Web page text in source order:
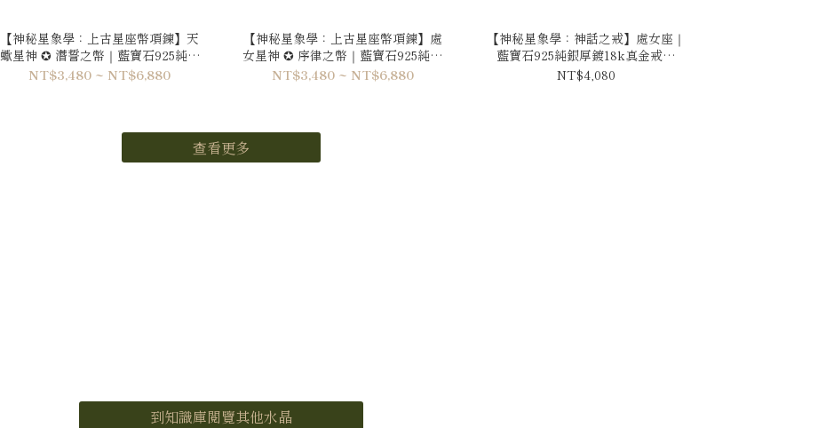
【神秘星象學：上古星座幣項鍊】天
蠍星神 ✪ 潛誓之幣｜藍寶石925純銀
厚鍍18k真金項鍊 PRE008
NT$3,480 ~ NT$6,880
【神秘星象學：上古星座幣項鍊】處
女星神 ✪ 序律之幣｜藍寶石925純銀
厚鍍18k真金項鍊 PRE006
NT$3,480 ~ NT$6,880
【神秘星象學：神話之戒】處女座｜
藍寶石925純銀厚鍍18k真金戒指
RMA006
NT$4,080
查看更多
到知識庫閱覽其他水晶